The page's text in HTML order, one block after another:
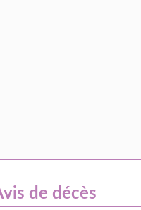
de décès